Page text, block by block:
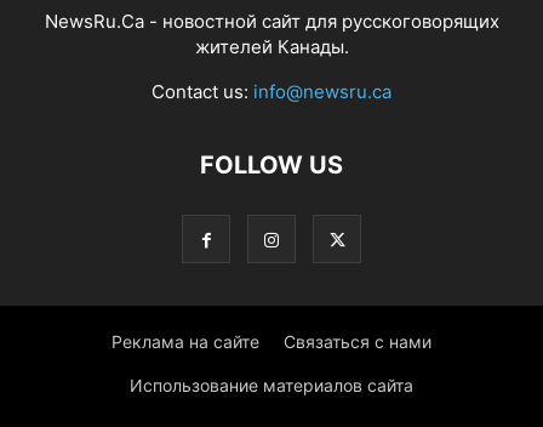
NewsRu.Ca - новостной сайт для русскоговорящих
жителей Канады.
Contact us: info@newsru.ca
FOLLOW US
Реклама на сайте Связаться с нами
Использование материалов сайта